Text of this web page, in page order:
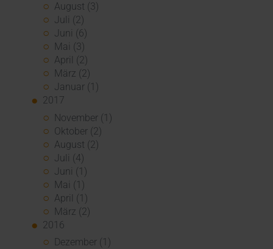
August (3)
Juli (2)
Juni (6)
Mai (3)
April (2)
März (2)
Januar (1)
2017
November (1)
Oktober (2)
August (2)
Juli (4)
Juni (1)
Mai (1)
April (1)
März (2)
2016
Dezember (1)